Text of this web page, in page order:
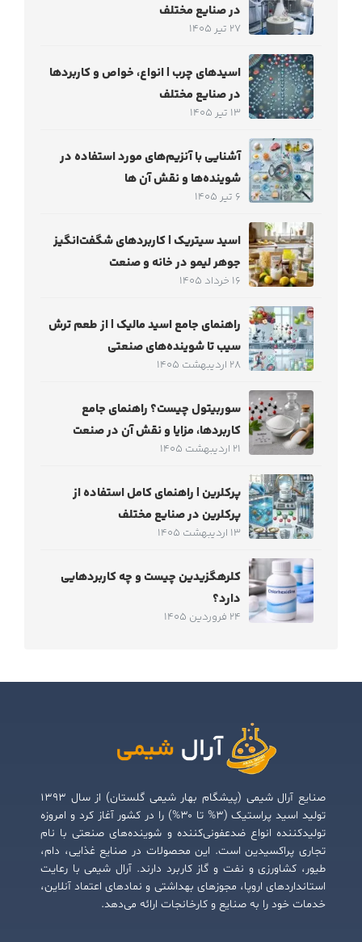
در صنایع مختلف
27 تیر 1405
اسیدهای چرب | انواع، خواص و کاربردها
در صنایع مختلف
13 تیر 1405
آشنایی با آنزیم‌های مورد استفاده در
شوینده‌ها و نقش آن ها
6 تیر 1405
اسید سیتریک | کاربردهای شگفت‌انگیز
جوهر لیمو در خانه و صنعت
16 خرداد 1405
راهنمای جامع اسید مالیک | از طعم ترش
سیب تا شوینده‌های صنعتی
28 اردیبهشت 1405
سوربیتول چیست؟ راهنمای جامع
کاربردها، مزایا و نقش آن در صنعت
21 اردیبهشت 1405
پرکلرین | راهنمای کامل استفاده از
پرکلرین در صنایع مختلف
13 اردیبهشت 1405
کلرهگزیدین چیست و چه کاربردهایی
دارد؟
24 فروردین 1405
صنایع آرال شیمی (پیشگام بهار شیمی گلستان) از سال ۱۳۹۳
تولید اسید پراستیک (۳% تا ۳۰%) را در کشور آغاز کرد و امروزه
تولیدکننده انواع ضدعفونی‌کننده و شوینده‌های صنعتی با نام
تجاری پراکسیدین است. این محصولات در صنایع غذایی، دام،
طیور، کشاورزی و نفت و گاز کاربرد دارند. آرال شیمی با رعایت
استانداردهای اروپا، مجوزهای بهداشتی و نمادهای اعتماد آنلاین،
خدمات خود را به صنایع و کارخانجات ارائه می‌دهد.